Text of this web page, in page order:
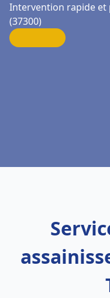
Intervention rapide et
(37300)